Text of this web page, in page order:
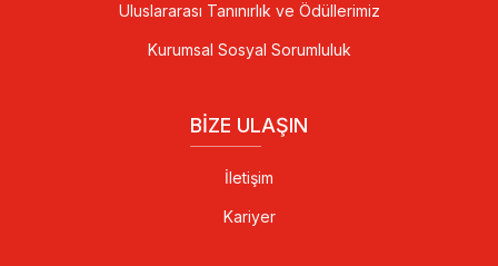
Uluslararası Tanınırlık ve Ödüllerimiz
Kurumsal Sosyal Sorumluluk
BIZE ULAŞIN
İletişim
Kariyer